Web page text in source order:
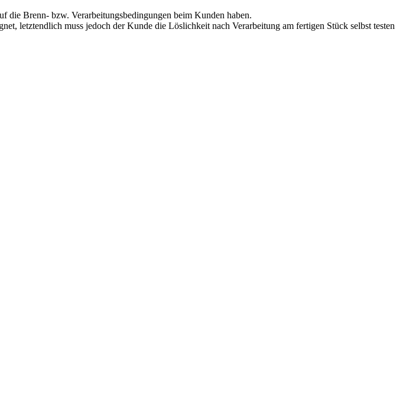
die Brenn- bzw. Verarbeitungsbedingungen beim Kunden haben.
letztendlich muss jedoch der Kunde die Löslichkeit nach Verarbeitung am fertigen Stück selbst testen